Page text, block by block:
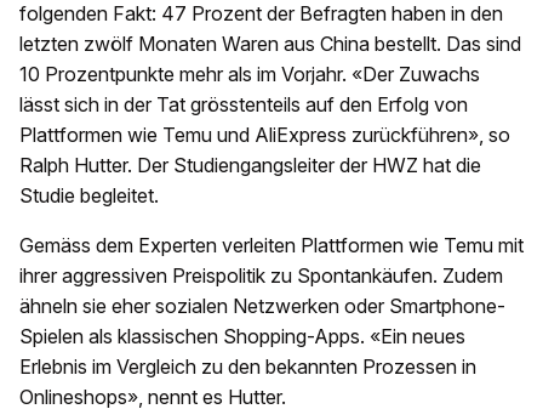
folgenden Fakt: 47 Prozent der Befragten haben in den
letzten zwölf Monaten Waren aus China bestellt. Das sind
10 Prozentpunkte mehr als im Vorjahr. «Der Zuwachs
lässt sich in der Tat grösstenteils auf den Erfolg von
Plattformen wie Temu und AliExpress zurückführen», so
Ralph Hutter. Der Studiengangsleiter der HWZ hat die
Studie begleitet.
Gemäss dem Experten verleiten Plattformen wie Temu mit
ihrer aggressiven Preispolitik zu Spontankäufen. Zudem
ähneln sie eher sozialen Netzwerken oder Smartphone-
Spielen als klassischen Shopping-Apps. «Ein neues
Erlebnis im Vergleich zu den bekannten Prozessen in
Onlineshops», nennt es Hutter.